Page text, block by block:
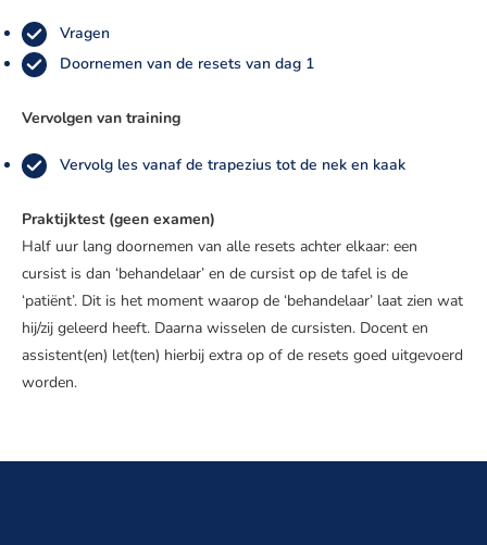
Vragen
Doornemen van de resets van dag 1
Vervolgen van training
Vervolg les vanaf de trapezius tot de nek en kaak
Praktijktest (geen examen)
Half uur lang doornemen van alle resets achter elkaar: een
cursist is dan ‘behandelaar’ en de cursist op de tafel is de
‘patiënt’. Dit is het moment waarop de ‘behandelaar’ laat zien wat
hij/zij geleerd heeft. Daarna wisselen de cursisten. Docent en
assistent(en) let(ten) hierbij extra op of de resets goed uitgevoerd
worden.